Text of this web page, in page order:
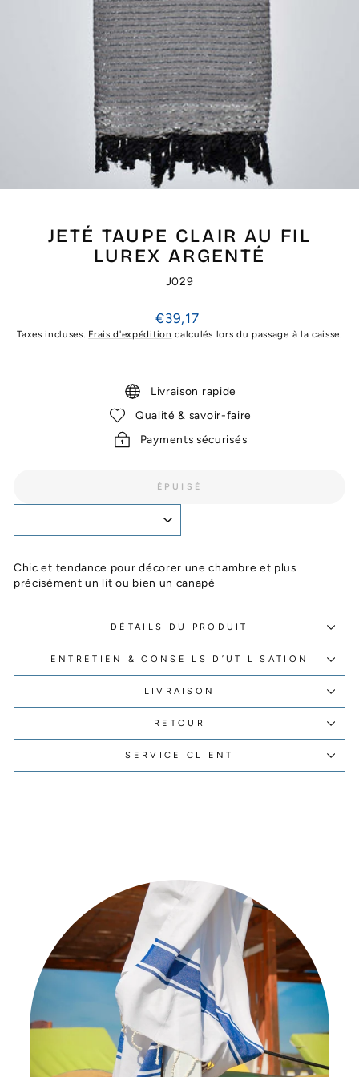
JETÉ TAUPE CLAIR AU FIL
LUREX ARGENTÉ
J029
Prix
régulier
€39,17
Taxes incluses. Frais d'expédition calculés lors du passage à la caisse.
Livraison rapide
Qualité & savoir-faire
Payments sécurisés
ÉPUISÉ
Chic et tendance pour décorer une chambre et plus
précisément un lit ou bien un canapé
DÉTAILS DU PRODUIT
ENTRETIEN & CONSEILS D’UTILISATION
LIVRAISON
RETOUR
SERVICE CLIENT